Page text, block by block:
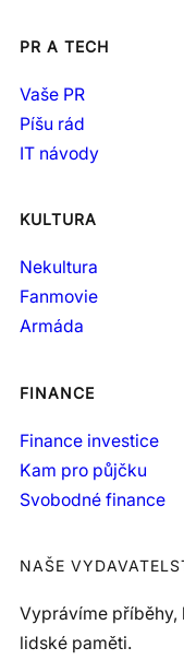
PR A TECH
Vaše PR
Píšu rád
IT návody
KULTURA
Nekultura
Fanmovie
Armáda
FINANCE
Finance investice
Kam pro půjčku
Svobodné finance
NAŠE
Vyprávíme příběhy,
lidské paměti.